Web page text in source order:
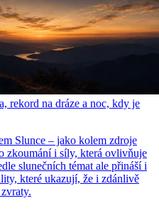
rekord na dráze a noc, kdy je
Slunce – jako kolem zdroje
zkoumání i síly, která ovlivňuje
slunečních témat ale přináší i
které ukazují, že i zdánlivě